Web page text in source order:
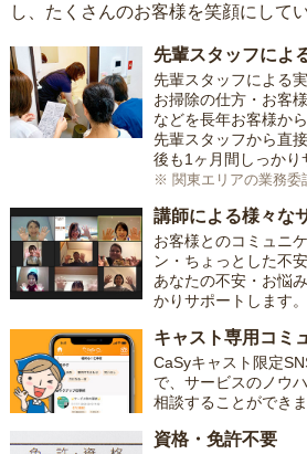
し、たくさんのお客様を笑顔にしてい
先輩スタッフによ
先輩スタッフによる
お掃除の仕方・お客
などを長年お客様か
先輩スタッフから直
後も1ヶ月間しっかり
※ 関東エリアの業務委
講師による様々な
お客様とのコミュニ
ン・ちょっとした不
あなたの不安・お悩
かりサポートします。
キャスト専用コミ
CaSyキャスト限定
で、サービスのノウ
相談することができま
資格・免許不要